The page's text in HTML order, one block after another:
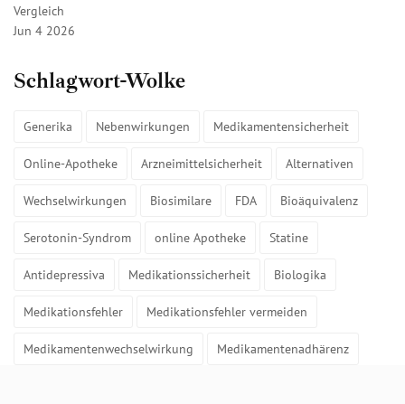
Vergleich
Jun 4 2026
Schlagwort-Wolke
Generika Nebenwirkungen Medikamentensicherheit
Online-Apotheke Arzneimittelsicherheit Alternativen
Wechselwirkungen Biosimilare FDA Bioäquivalenz
Serotonin-Syndrom online Apotheke Statine
Antidepressiva Medikationssicherheit Biologika
Medikationsfehler Medikationsfehler vermeiden
Medikamentenwechselwirkung Medikamentenadhärenz